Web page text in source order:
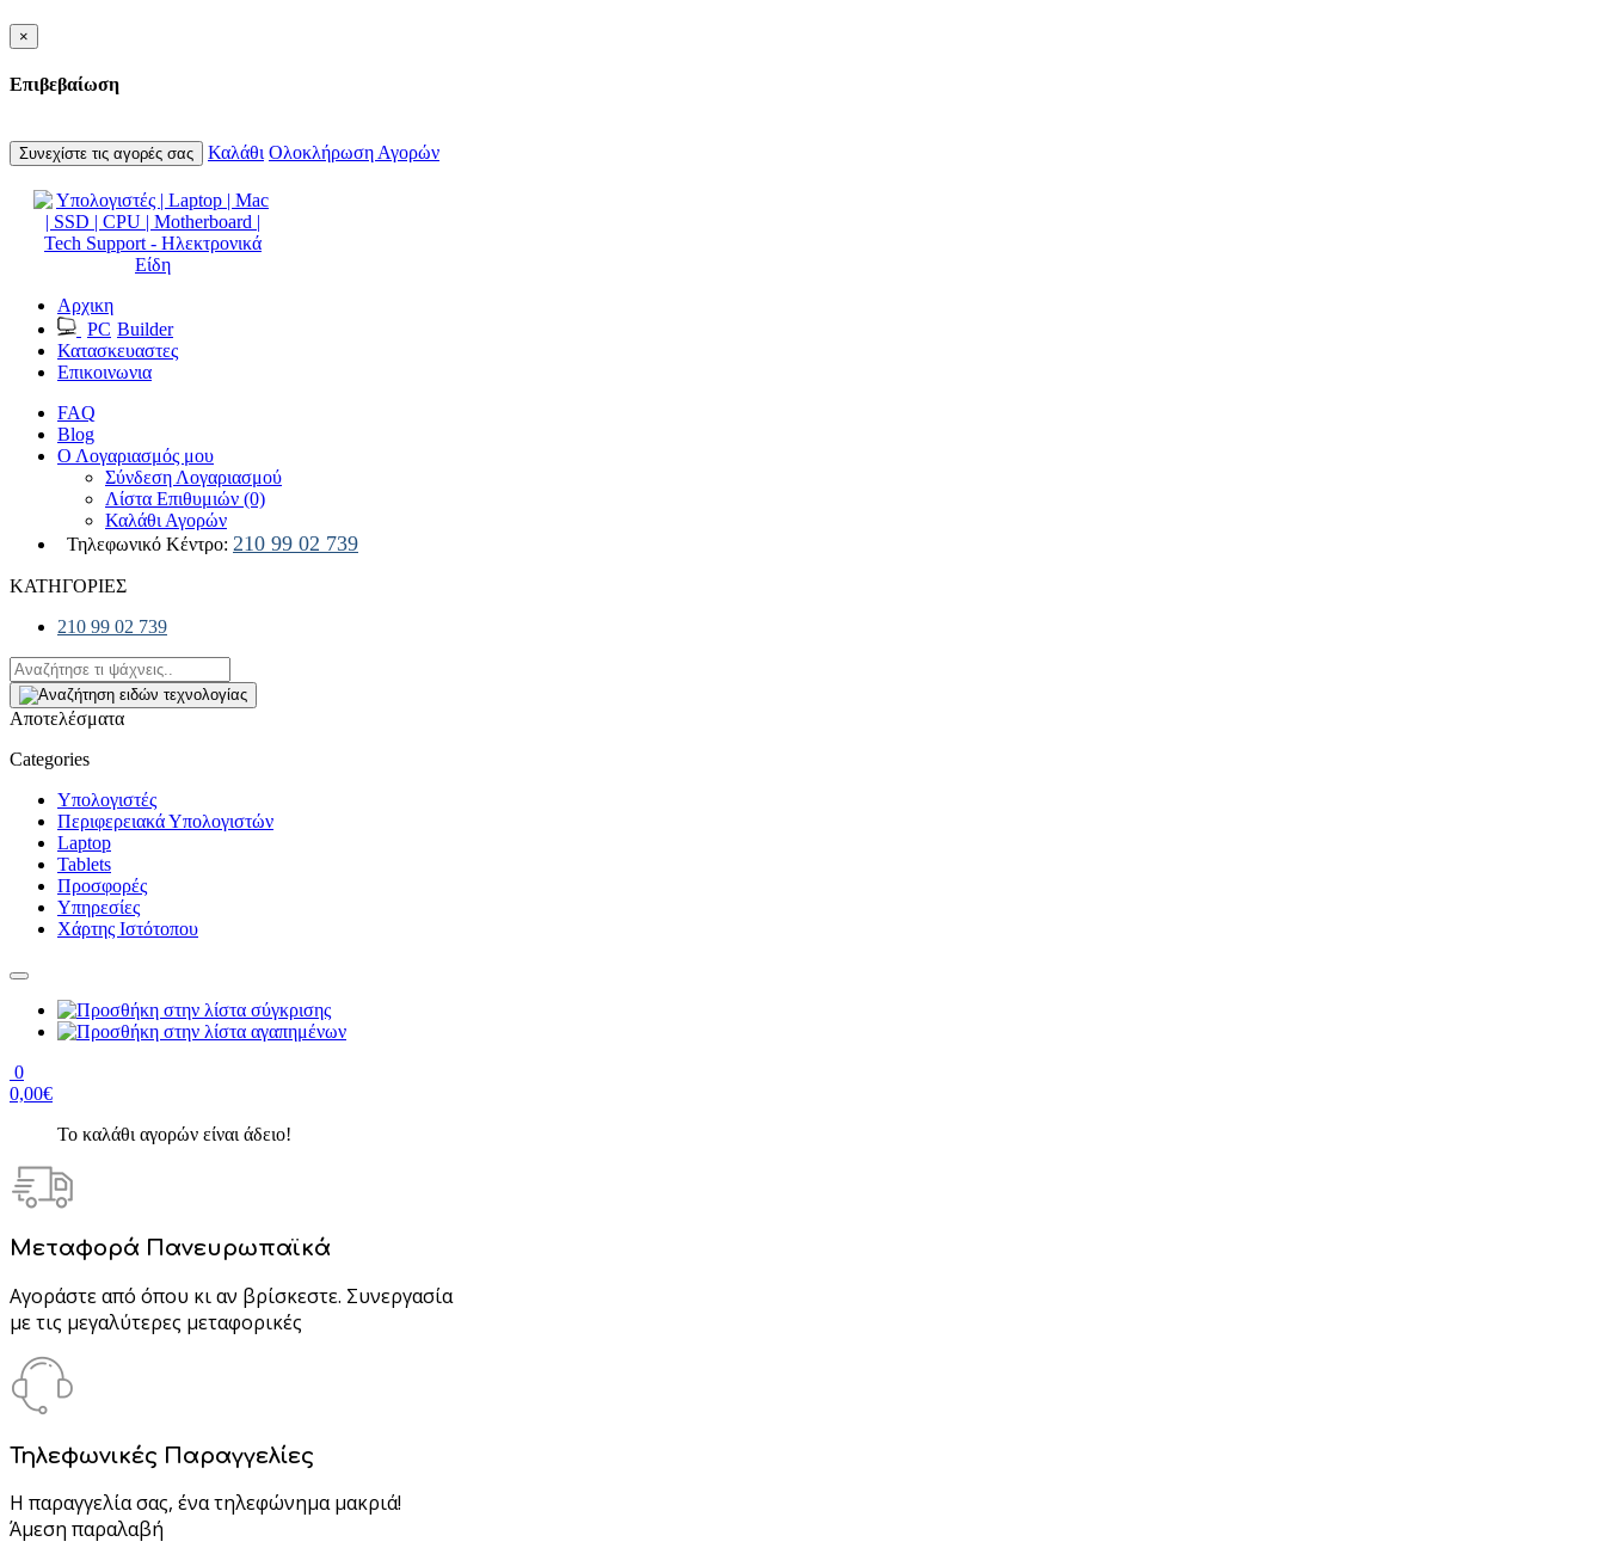
×
Επιβεβαίωση
Συνεχίστε τις αγορές σας Καλάθι Ολοκλήρωση Αγορών
Αρχικη
PC Builder
Κατασκευαστες
Επικοινωνια
FAQ
Blog
Ο Λογαριασμός μου
Σύνδεση Λογαριασμού
Λίστα Επιθυμιών (0)
Καλάθι Αγορών
Τηλεφωνικό Κέντρο: 210 99 02 739
ΚΑΤΗΓΟΡΙΕΣ
210 99 02 739
Αποτελέσματα
Categories
Υπολογιστές
Περιφερειακά Υπολογιστών
Laptop
Tablets
Προσφορές
Υπηρεσίες
Χάρτης Ιστότοπου
0
0,00€
Το καλάθι αγορών είναι άδειο!
Μεταφορά Πανευρωπαϊκά
Αγοράστε από όπου κι αν βρίσκεστε. Συνεργασία
με τις μεγαλύτερες μεταφορικές
Τηλεφωνικές Παραγγελίες
Η παραγγελία σας, ένα τηλεφώνημα μακριά!
Άμεση παραλαβή